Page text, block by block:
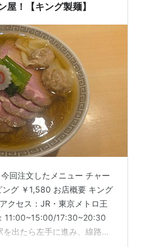
屋！【キング製麺】
回注文したメニュー チャー
グ ￥1,580 お店概要 キング
クセス：JR・東京メトロ王
11:00~15:00/17:30~20:30
出たら左手に進み、線路沿